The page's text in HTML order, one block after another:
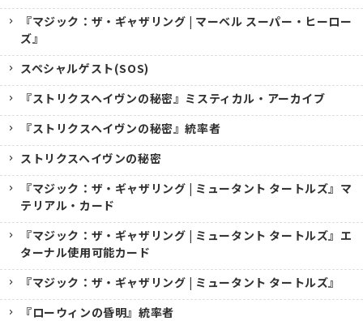
『マジック：ザ・ギャザリング | マーベル スーパー・ヒーロー
ズ』
スペシャルゲスト(SOS)
『ストリクスヘイヴンの秘密』ミスティカル・アーカイブ
『ストリクスヘイヴンの秘密』統率者
ストリクスヘイヴンの秘密
『マジック：ザ・ギャザリング | ミュータント タートルズ』マ
テリアル・カード
『マジック：ザ・ギャザリング | ミュータント タートルズ』エ
ターナル使用可能カード
『マジック：ザ・ギャザリング | ミュータント タートルズ』
『ローウィンの昏明』統率者